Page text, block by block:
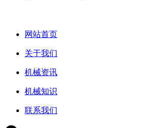
网站首页
关于我们
机械资讯
机械知识
联系我们